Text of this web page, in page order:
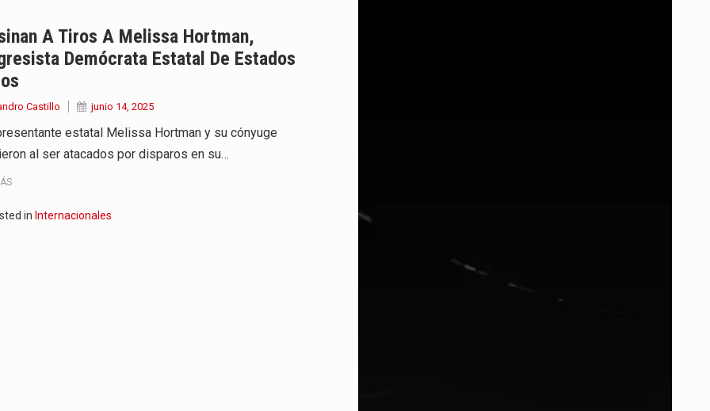
A Tiros A Melissa Hortman,
Demócrata Estatal De Estados
Castillo junio 14, 2025
estatal Melissa Hortman y su cónyuge
al ser atacados por disparos en su…
in Internacionales